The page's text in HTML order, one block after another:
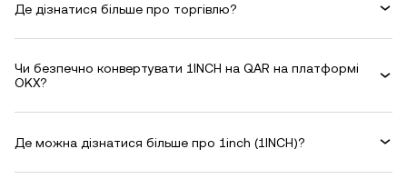
Де дізнатися більше про торгівлю?
Чи безпечно конвертувати 1INCH на QAR на платформі
OKX?
Де можна дізнатися більше про 1inch (1INCH)?